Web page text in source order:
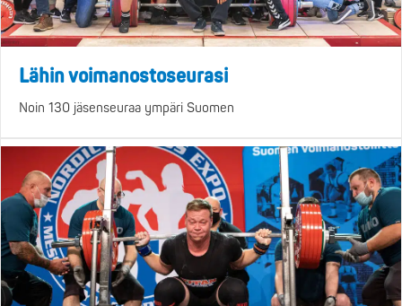
Lähin voimanostoseurasi
Noin 130 jäsenseuraa ympäri Suomen